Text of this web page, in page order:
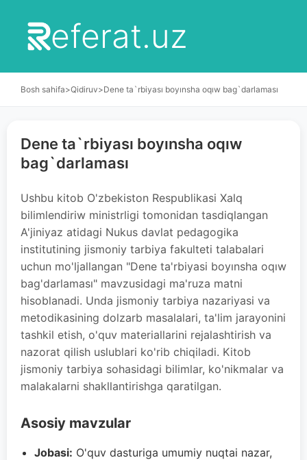
eferat.uz
Bosh sahifa>Qidiruv>Dene ta`rbiyası boyınsha oqıw bag`darlaması
Dene ta`rbiyası boyınsha oqıw
bag`darlaması
Ushbu kitob O'zbekiston Respublikasi Xalq
bilimlendiriw ministrligi tomonidan tasdiqlangan
A'jiniyaz atidagi Nukus davlat pedagogika
institutining jismoniy tarbiya fakulteti talabalari
uchun mo'ljallangan "Dene ta'rbiyasi boyınsha oqıw
bag'darlaması" mavzusidagi ma'ruza matni
hisoblanadi. Unda jismoniy tarbiya nazariyasi va
metodikasining dolzarb masalalari, ta'lim jarayonini
tashkil etish, o'quv materiallarini rejalashtirish va
nazorat qilish uslublari ko'rib chiqiladi. Kitob
jismoniy tarbiya sohasidagi bilimlar, ko'nikmalar va
malakalarni shakllantirishga qaratilgan.
Asosiy mavzular
Jobasi: O'quv dasturiga umumiy nuqtai nazar,